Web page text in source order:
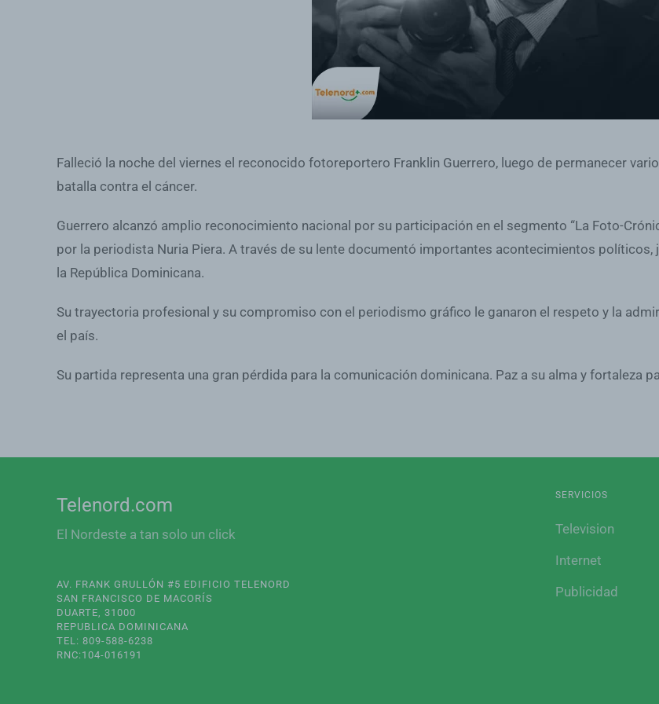
Falleció la noche del viernes el reconocido fotoreportero Franklin Guerrero, luego de permanecer
batalla contra el cáncer.
Guerrero alcanzó amplio reconocimiento nacional por su participación en el segmento “La Foto-
por la periodista Nuria Piera. A través de su lente documentó importantes acontecimientos
la República Dominicana.
Su trayectoria profesional y su compromiso con el periodismo gráfico le ganaron el respeto y la
el país.
Su partida representa una gran pérdida para la comunicación dominicana. Paz a su alma y fortaleza
Telenord.com
El Nordeste a tan solo un click
AV. FRANK GRULLÓN #5 EDIFICIO TELENORD
SAN FRANCISCO DE MACORÍS
DUARTE, 31000
REPUBLICA DOMINICANA
TEL: 809-588-6238
RNC:104-016191
SERVICIOS
Television
Internet
Publicidad